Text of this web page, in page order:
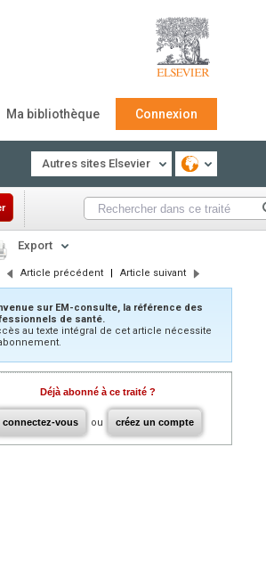
Ma bibliothèque Connexion
Autres sites Elsevier
Export
Article précédent | Article suivant
sur EM-consulte, la référence des
de santé.
au texte intégral de cet article nécessite
Déjà abonné à ce traité ?
connectez-vous ou créez un compte